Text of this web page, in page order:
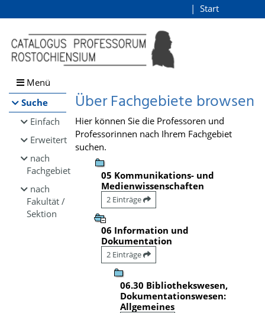
Browsen
direkt zum Inhalt
Start
Menü
Suche
Einfach
Erweitert
nach
Fachgebiet
nach
Fakultät /
Sektion
Über Fachgebiete browsen
Hier können Sie die Professoren und
Professorinnen nach Ihrem Fachgebiet
suchen.
05 Kommunikations- und
Medienwissenschaften
2 Einträge
06 Information und
Dokumentation
2 Einträge
06.30 Bibliothekswesen,
Dokumentationswesen:
Allgemeines